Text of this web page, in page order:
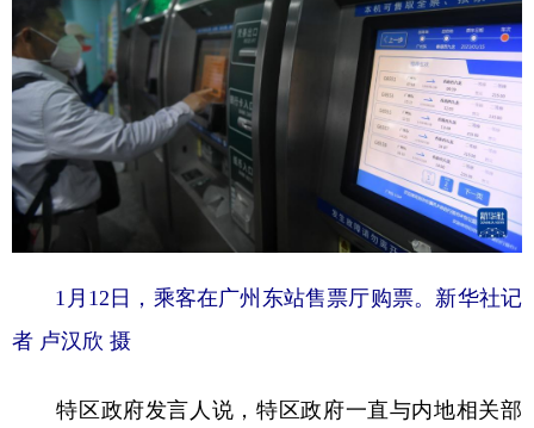
1月12日，乘客在广州东站售票厅购票。 新华社记
者 卢汉欣 摄
特区政府发言人说，特区政府一直与内地相关部